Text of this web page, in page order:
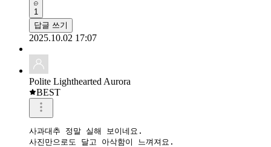
1
답글 쓰기
2025.10.02 17:07
Polite Lighthearted Aurora
BEST
사과대추 정말 실해 보이네요.
사진만으로도 달고 아삭함이 느껴져요.